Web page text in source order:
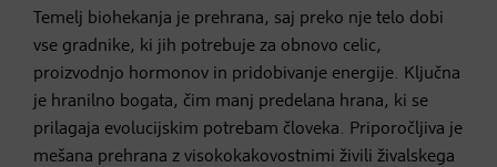
Temelj biohekanja je prehrana, saj preko nje telo dobi
vse gradnike, ki jih potrebuje za obnovo celic,
proizvodnjo hormonov in pridobivanje energije. Ključna
je hranilno bogata, čim manj predelana hrana, ki se
prilagaja evolucijskim potrebam človeka. Priporočljiva je
mešana prehrana z visokokakovostnimi živili živalskega